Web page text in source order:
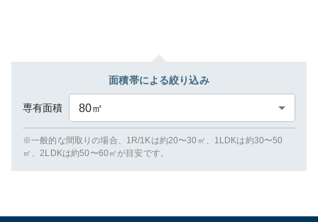
面積帯による絞り込み
専有面積 80㎡
※一般的な間取りの場合、1R/1Kは約20〜30㎡、1LDKは約30〜50
㎡、2LDKは約50〜60㎡が目安です。